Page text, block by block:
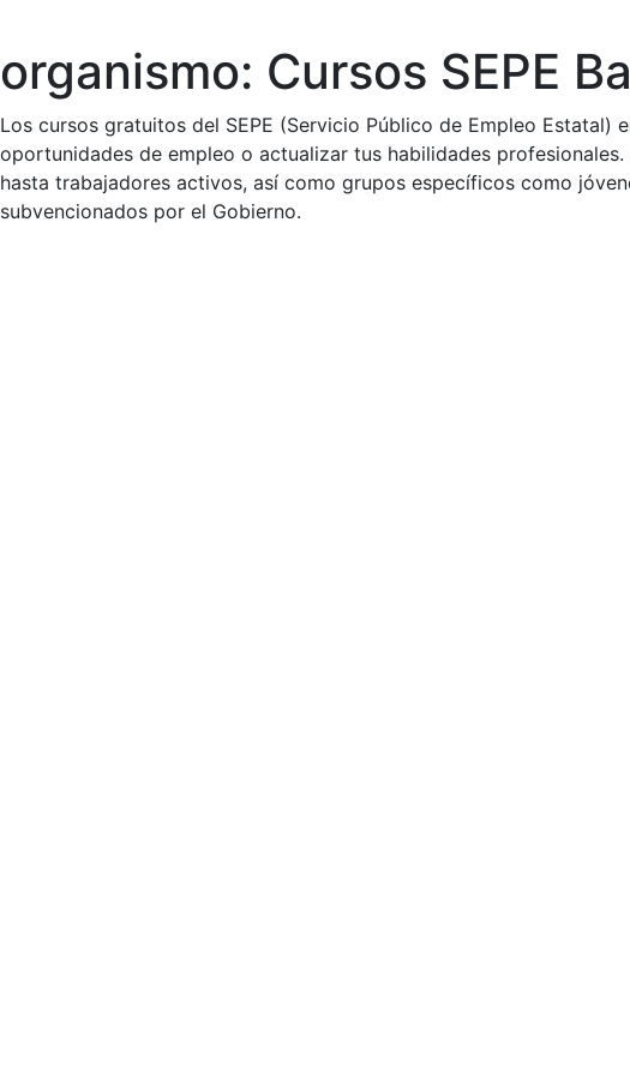
Skip
to
content
organismo: Cursos SEPE
Los cursos gratuitos del SEPE (Servicio Público de Empleo Estatal)
oportunidades de empleo o actualizar tus habilidades
hasta trabajadores activos, así como grupos específicos como
subvencionados por el Gobierno.